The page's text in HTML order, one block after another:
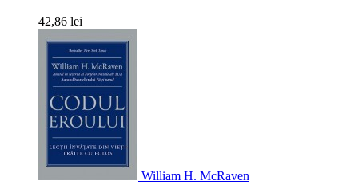
42,86 lei
William H. McRaven